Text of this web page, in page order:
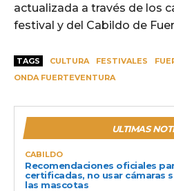
actualizada a través de los
festival y del Cabildo de
TAGS CULTURA FESTIVALES
ONDA FUERTEVENTURA
ULTIMAS
CABILDO
Recomendaciones oficiales
certificadas, no usar cámaras
las mascotas